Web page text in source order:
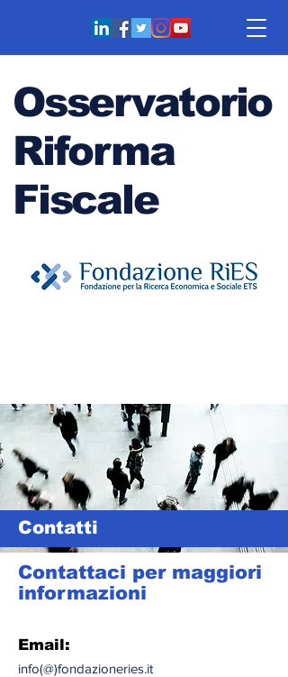
Osservatorio
Riforma
Fiscale
Contatti
Contattaci per maggiori
informazioni
Email:
info(@)fondazioneries.it